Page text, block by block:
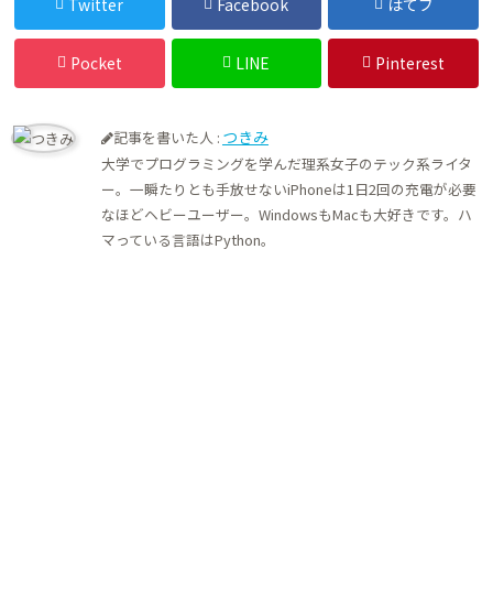
Pocket LINE Pinterest
記事を書いた人 : つきみ
大学でプログラミングを学んだ理系女子のテック系ライタ
ー。一瞬たりとも手放せないiPhoneは1日2回の充電が必要
なほどヘビーユーザー。WindowsもMacも大好きです。ハ
マっている言語はPython。